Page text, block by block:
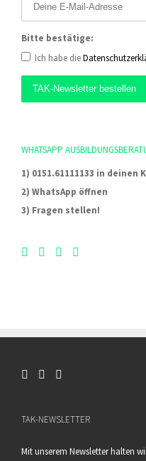
Bitte bestätige:
Ich habe die
WHATSAPP
1) 0151.61111133 in
2) WhatsApp öffnen
3) Fragen stellen!
TAK-NEWSLETTER
Mit unserem Newsletter halten